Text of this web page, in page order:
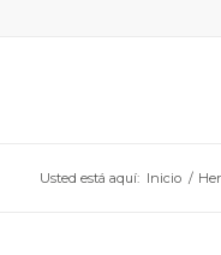
Usted está aquí: Inicio /